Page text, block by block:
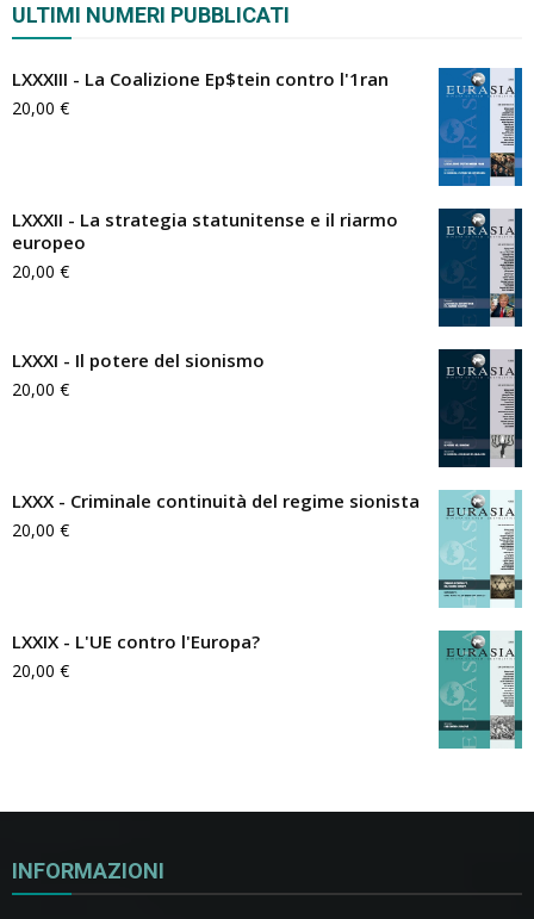
ULTIMI NUMERI PUBBLICATI
LXXXIII - La Coalizione Ep$tein contro l'1ran
20,00 €
LXXXII - La strategia statunitense e il riarmo
europeo
20,00 €
LXXXI - Il potere del sionismo
20,00 €
LXXX - Criminale continuità del regime sionista
20,00 €
LXXIX - L'UE contro l'Europa?
20,00 €
INFORMAZIONI